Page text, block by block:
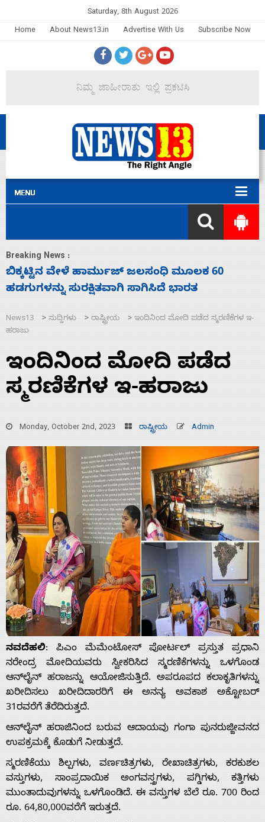
Saturday, 8th August 2026
Home
About News13.in Advertise With Us Subscribe Now
Breaking News :
ನಾಗೇಂದ್ರ ರಾಜೀನಾಮೆ ಕೊಡದಿದ್ದರೆ ಸದನ ನಡೆಸಲು
ಬಿಡೆವು: ಛಲವಾದಿ ನಾರಾಯಣಸ್ವಾಮಿ
News13 > ಸುದ್ದಿಗಳು > ರಾಷ್ಟ್ರೀಯ > ಇಂದಿನಿಂದ ಮೋದಿ ಪಡೆದ ಸ್ಮರಣಿಕೆಗಳ ಇ-
ಹರಾಜು
ಇಂದಿನಿಂದ ಮೋದಿ ಪಡೆದ
ಸ್ಮರಣಿಕೆಗಳ ಇ-ಹರಾಜು
Monday, October 2nd, 2023 ರಾಷ್ಟ್ರೀಯ Admin
ನವದೆಹಲಿ: ಪಿಎಂ ಮೆಮೆಂಟೋಸ್ ಪೋರ್ಟಲ್ ಪ್ರಸ್ತುತ ಪ್ರಧಾನಿ
ನರೇಂದ್ರ ಮೋದಿಯವರು ಸ್ವೀಕರಿಸಿದ ಸ್ಮರಣಿಕೆಗಳನ್ನು ಒಳಗೊಂಡ
ಆನ್‌ಲೈನ್ ಹರಾಜನ್ನು ಆಯೋಜಿಸುತ್ತಿದೆ. ಅಪರೂಪದ ಕಲಾಕೃತಿಗಳನ್ನು
ಖರೀದಿಸಲು ಖರೀದಿದಾರರಿಗೆ ಈ ಅನನ್ಯ ಅವಕಾಶ ಅಕ್ಟೋಬರ್
31ರವರೆಗೆ ತೆರೆದಿರುತ್ತದೆ.
ಆನ್‌ಲೈನ್ ಹರಾಜಿನಿಂದ ಬರುವ ಆದಾಯವು ಗಂಗಾ ಪುನರುಜ್ಜೀವನದ
ಉಪಕ್ರಮಕ್ಕೆ ಕೊಡುಗೆ ನೀಡುತ್ತದೆ.
ಸ್ಮರಣಿಕೆಯು ಶಿಲ್ಪಗಳು, ವರ್ಣಚಿತ್ರಗಳು, ರೇಖಾಚಿತ್ರಗಳು, ಕರಕುಶಲ
ವಸ್ತುಗಳು, ಸಾಂಪ್ರದಾಯಿಕ ಅಂಗವಸ್ತ್ರಗಳು, ಪಗ್ಡಿಗಳು, ಕತ್ತಿಗಳು
ಮುಂತಾದುವುಗಳನ್ನು ಒಳಗೊಂಡಿದೆ. ಈ ವಸ್ತುಗಳ ಬೆಲೆ ರೂ. 700 ರಿಂದ
ರೂ. 64,80,000ವರೆಗೆ ಇರುತ್ತದೆ.